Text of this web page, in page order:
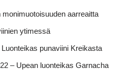
aarreaitta
ytimessä
punaviini Kreikasta
– Upean luonteikas Garnacha